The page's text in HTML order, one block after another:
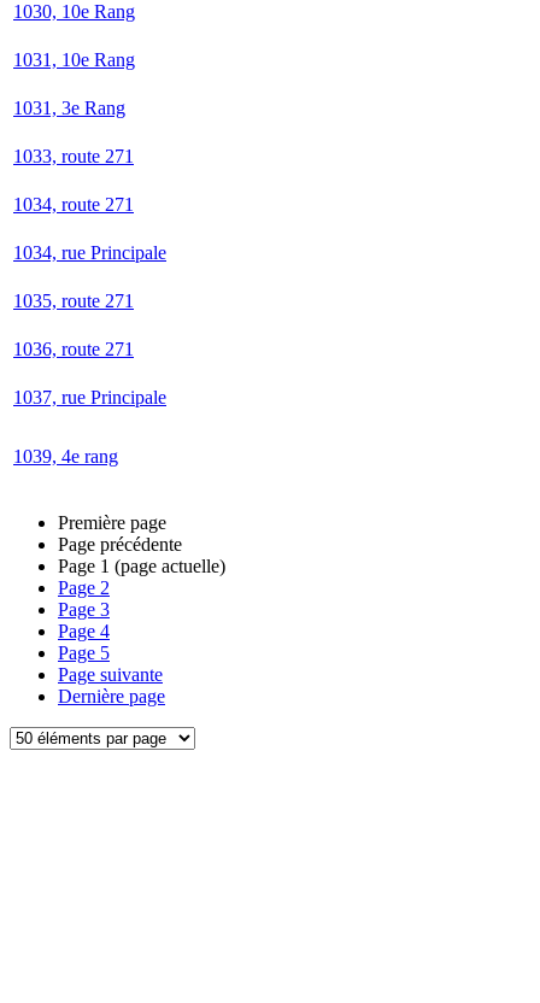
1030, 10e Rang
1031, 10e Rang
1031, 3e Rang
1033, route 271
1034, route 271
1034, rue Principale
1035, route 271
1036, route 271
1037, rue Principale
1039, 4e rang
Première page
Page précédente
Page 1 (page actuelle)
Page 2
Page 3
Page 4
Page 5
Page suivante
Dernière page